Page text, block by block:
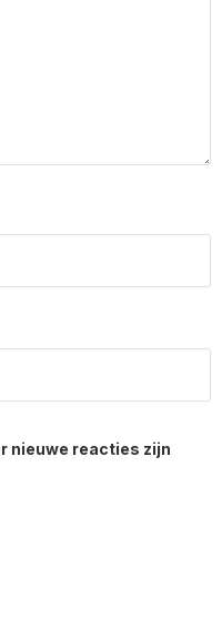
nieuwe reacties zijn